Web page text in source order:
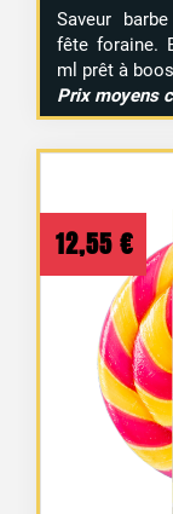
Saveur
fête foraine.
ml prêt à
Prix moyens
12,55 €